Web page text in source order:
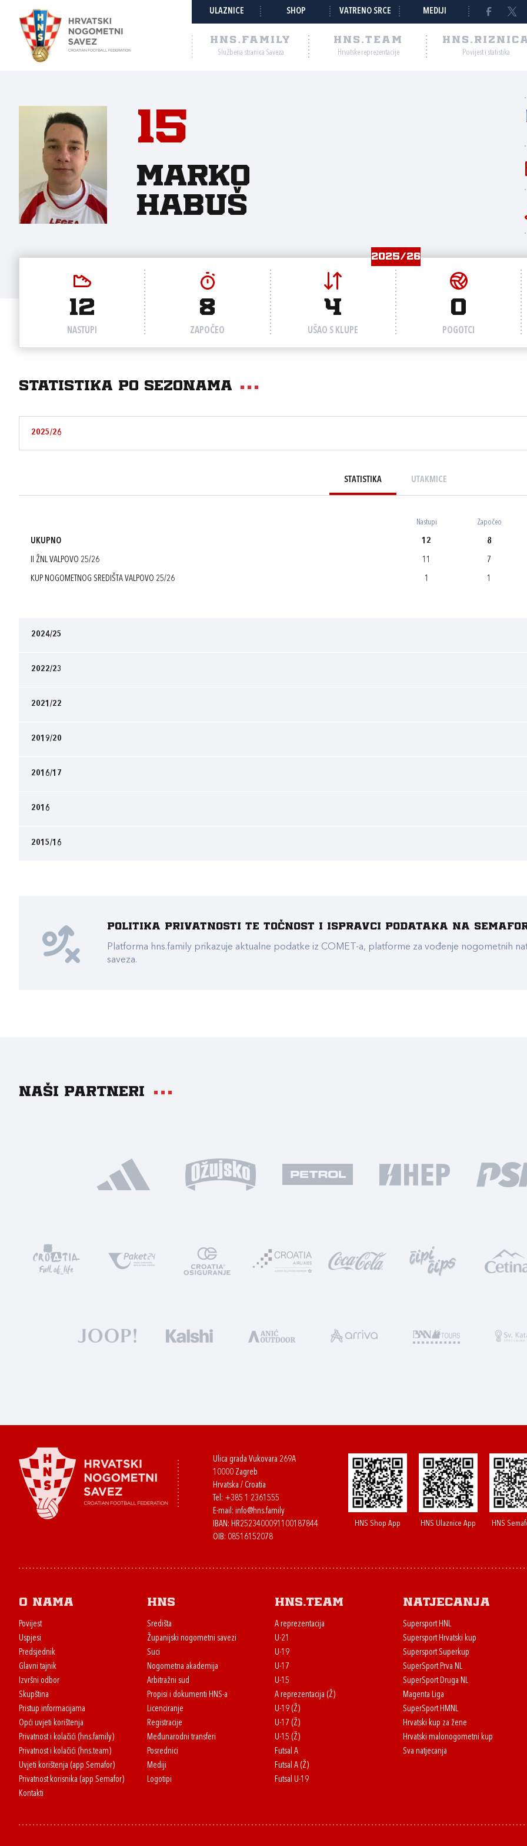
ULAZNICE SHOP VATRENO SRCE MEDIJI
HNS.FAMILY
Službena stranica Saveza
HNS.TEAM
Hrvatske reprezentacije Povijest i statistika
15
Marko
Habuš
2025/26
12
NASTUPI
8
ZAPOČEO
4
UŠAO S KLUPE
0
POGOTCI
Statistika po sezonama
2025/26
STATISTIKA UTAKMICE
Nastupi Započeo
UKUPNO 12 8
II ŽNL VALPOVO 25/26 11 7
KUP NOGOMETNOG SREDIŠTA VALPOVO 25/26 1 1
2024/25
2022/23
2021/22
2019/20
2016/17
2016
2015/16
Politika privatnosti te točnost i ispravci podataka na
Platforma hns.family prikazuje aktualne podatke iz COMET-a, platforme za vođenje nogometnih
saveza.
Naši partneri
Ulica grada Vukovara 269A
10000 Zagreb
Hrvatska / Croatia
Tel: +385 1 2361555
E-mail: info@hns.family
IBAN: HR2523400091100187844
OIB: 08516152078
HNS Shop App HNS Ulaznice App HNS
O nama
Povijest
Uspjesi
Predsjednik
Glavni tajnik
Izvršni odbor
Skupština
Pristup informacijama
Opći uvjeti korištenja
Privatnost i kolačići (hns.family)
Privatnost i kolačići (hns.team)
Uvjeti korištenja (app Semafor)
Privatnost korisnika (app Semafor)
Kontakti
HNS
Središta
Županijski nogometni savezi
Suci
Nogometna akademija
Arbitražni sud
Propisi i dokumenti HNS-a
Licenciranje
Registracije
Međunarodni transferi
Posrednici
Mediji
Logotipi
HNS.team
A reprezentacija
U-21
U-19
U-17
U-15
A reprezentacija (Ž)
U-19 (Ž)
U-17 (Ž)
U-15 (Ž)
Futsal A
Futsal A (Ž)
Futsal U-19
Natjecanja
Supersport HNL
Supersport Hrvatski kup
Supersport Superkup
SuperSport Prva NL
SuperSport Druga NL
Magenta Liga
SuperSport HMNL
Hrvatski kup za žene
Hrvatski malonogometni kup
Sva natjecanja